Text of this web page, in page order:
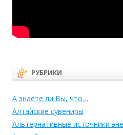
РУБРИКИ
А знаете ли Вы, что…
Алтайские сувениры
Альтернативные источники